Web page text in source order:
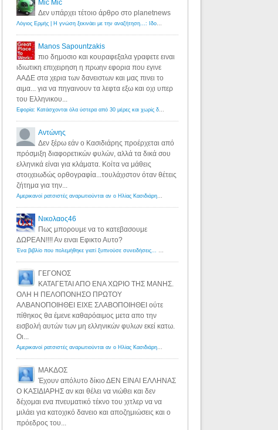
Mic Mic
Δεν υπάρχει τέτοιο άρθρο στο planetnews
Λόγιος Ερμής | Η γνώση ξεκινάει με την αναζήτηση...: Ιδού οι 18 που χρωστούν 11 δις ευρώ!
Manos Sapountzakis
πιο δημοσιο και κουραφεξαλα γραφετε ειναι
ιδιωτικη επιχειρηση η πρωην εφορια που εγινε
ΑΑΔΕ στα χερια των δανειστων και μας πινει το
αιμα... για να πηγαινουν τα λεφτα εξω και οχι υπερ
του Ελληνικου...
Εφορία: Κατάσχονται όλα ύστερα από 30 μέρες και χωρίς δικαστικές αποφάσεις - Λόγιος Ερμής
Αντώνης
Δεν ξέρω εάν ο Κασιδιάρης προέρχεται από
πρόσμιξη διαφορετικών φυλών, αλλά τα δικά σου
ελληνικά είναι για κλάματα. Κοίτα να μάθεις
στοιχειωδώς ορθογραφία...τουλάχιστον όταν θέτεις
ζήτημα για την...
Αμερικανοί ρατσιστές αναρωτιούνται αν ο Ηλίας Κασιδιάρης ανήκει στη λευκή φυλή... - Λόγιος Ερμής
Νικολαος46
Πως μπορουμε να το κατεβασουμε
ΔΩΡΕΑΝ!!!! Αν ειναι Εφικτο Αυτο?
Ένα βιβλίο που πολεμήθηκε γιατί ξυπνούσε συνειδήσεις... - Λόγιος Ερμής | Η γνώση ξεκινάει με την αναζήτηση...
ΓΕΓΟΝΟΣ
ΚΑΤΑΓΕΤΑΙ ΑΠΟ ΕΝΑ ΧΩΡΙΟ ΤΗΣ ΜΑΝΗΣ.
ΟΛΗ Η ΠΕΛΟΠΟΝΗΣΟ ΠΡΩΤΟΥ
ΑΛΒΑΝΟΠΟΙΗΘΕΙ ΕΙΧΕ ΣΛΑΒΟΠΟΙΗΘΕΙ ούτε
πίθηκος θα έμενε καθαρόαιμος μετα απο την
εισβολή αυτών των μη ελληνικών φυλων εκεί κατω.
Οι...
Αμερικανοί ρατσιστές αναρωτιούνται αν ο Ηλίας Κασιδιάρης ανήκει στη λευκή φυλή... - Λόγιος Ερμής
ΜΑΚΔΟΣ
Έχουν απόλυτο δίκιο ΔΕΝ ΕΙΝΑΙ ΕΛΛΗΝΑΣ
Ο ΚΑΣΙΔΙΑΡΗΣ αν και θέλει να νιώθει και δεν
δέχομαι ενα πνευματικό τέκνο του χιτλερ να να
μιλάει για κατοχικό δανειο και αποζημιώσεις και ο
πρόεδρος του...